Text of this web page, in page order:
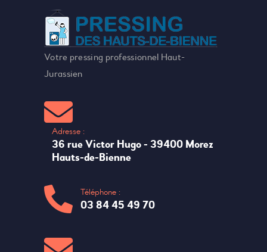
Votre pressing professionnel Haut-
Jurassien
Adresse :
36 rue Victor Hugo - 39400 Morez
Hauts-de-Bienne
Téléphone :
03 84 45 49 70